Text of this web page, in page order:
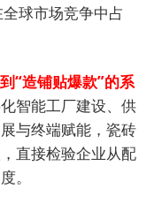
球市场竞争中占
“造铺贴爆款”的系
智能工厂建设、供
与终端赋能，瓷砖
直接检验企业从配
。